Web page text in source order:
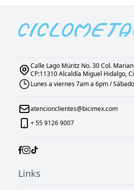
Calle Lago Müritz No. 30 Col.
CP:11310 Alcaldía Miguel Hidalgo,
Lunes a viernes 7am a 6pm /
atencionclientes@bicimex.com
+ 55 9126 9007
Links